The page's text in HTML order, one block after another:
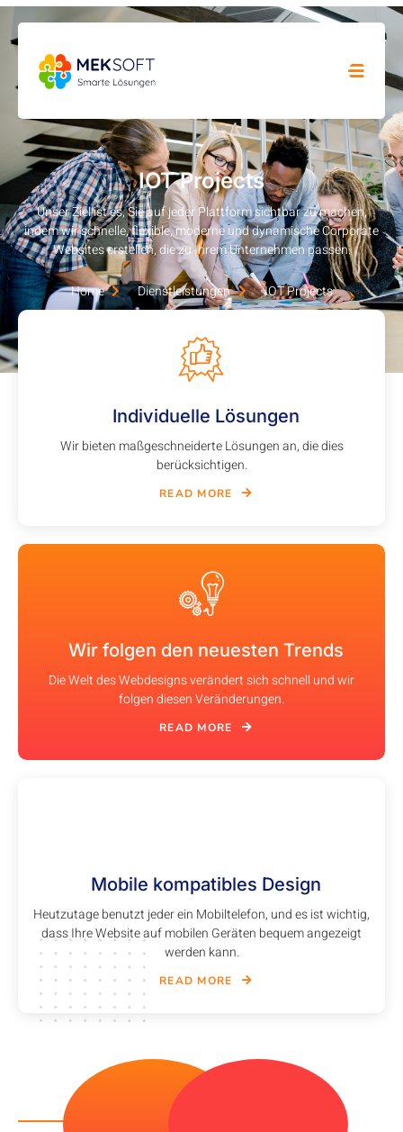
IOT Projects
Unser Ziel ist es, Sie auf jeder Plattform sichtbar zu machen,
indem wir schnelle, flexible, moderne und dynamische Corporate
Websites erstellen, die zu Ihrem Unternehmen passen.
Home Dienstleistungen IOT Projects
Individuelle Lösungen
Wir bieten maßgeschneiderte Lösungen an, die dies
berücksichtigen.
READ MORE
Wir folgen den neuesten Trends
Die Welt des Webdesigns verändert sich schnell und wir
folgen diesen Veränderungen.
READ MORE
Mobile kompatibles Design
Heutzutage benutzt jeder ein Mobiltelefon, und es ist wichtig,
dass Ihre Website auf mobilen Geräten bequem angezeigt
werden kann.
READ MORE
WHY CHOOSE US